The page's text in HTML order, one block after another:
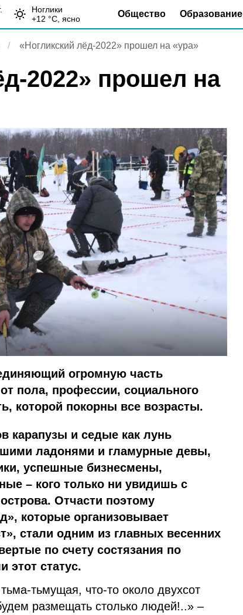
Ноглики
+12 °С, ясно Общество Образование
«Ногликский лёд-2022» прошел на «ура»
2022» прошел на
огромную часть
пола, профессии, социального
которой покорны все возрасты.
карапузы и седые как лунь
ладонями и гламурные девы,
успешные бизнесмены,
– кого только ни увидишь с
Отчасти поэтому
которые организовывает
стали одним из главных весенних
по счету состязания по
этот статус.
тьмущая, что-то около двухсот
размещать столько людей!..» –